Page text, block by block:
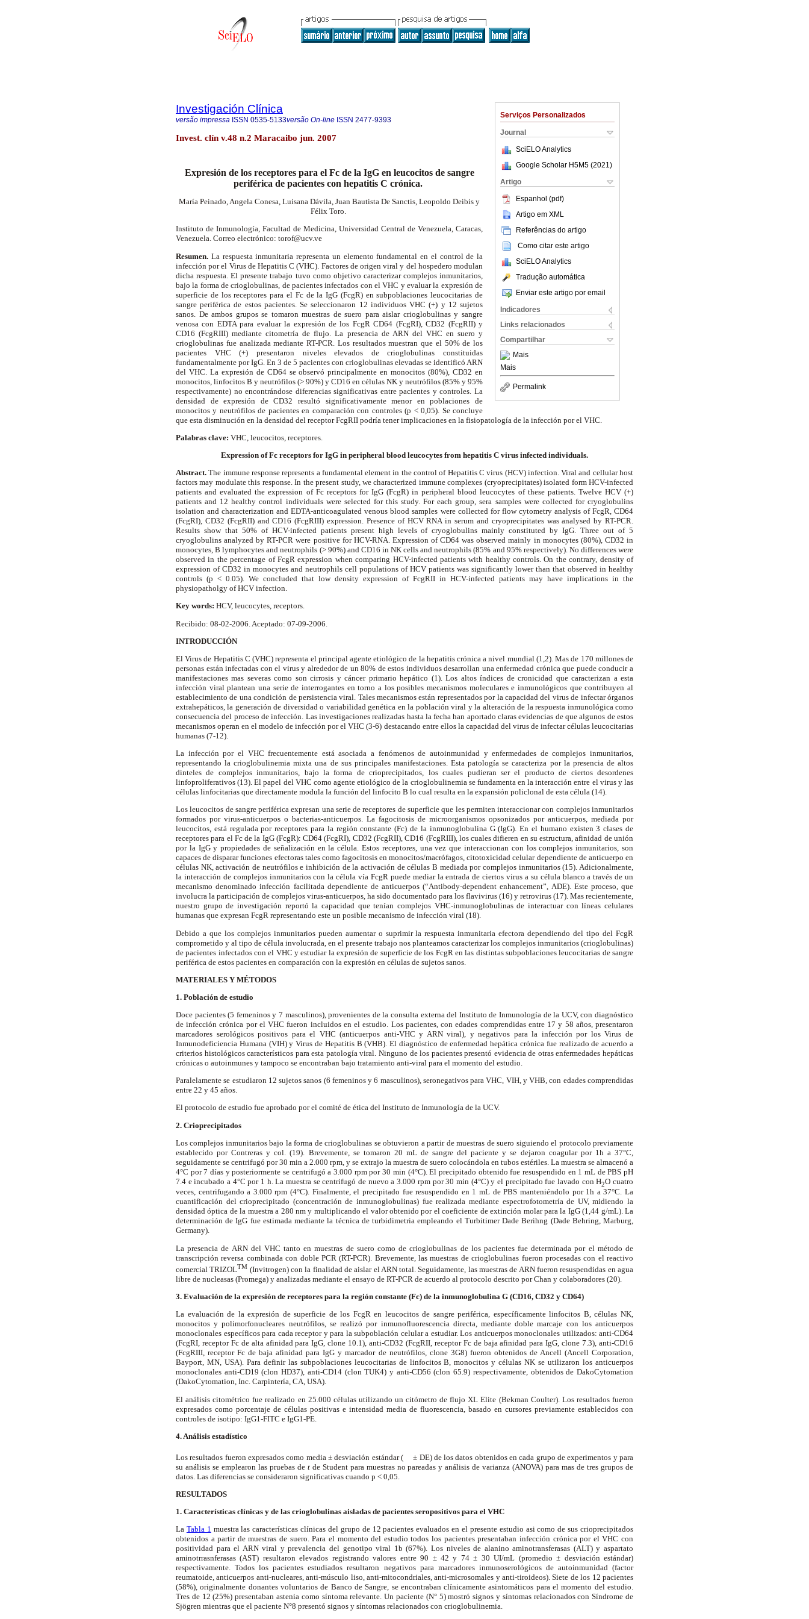
Serviços Personalizados
Journal
SciELO Analytics
Google Scholar H5M5 (2021 )
Artigo
Espanhol (pdf)
Artigo em XML
Referências do artigo
Como citar este artigo
SciELO Analytics
Tradução automática
Enviar este artigo por email
Indicadores
Links relacionados
Compartilhar
Mais
Mais
Permalink
Investigación Clínica
versão impressa ISSN 0535-5133versão On-line ISSN 2477-9393
Invest. clín v.48 n.2 Maracaibo jun. 2007
Expresión de los receptores para el Fc de la IgG en leucocitos de sangre
periférica de pacientes con hepatitis C crónica.
María Peinado, Angela Conesa, Luisana Dávila, Juan Bautista De Sanctis, Leopoldo Deibis y
Félix Toro.
Instituto de Inmunología, Facultad de Medicina, Universidad Central de Venezuela, Caracas,
Venezuela. Correo electrónico: torof@ucv.ve
Resumen. La respuesta inmunitaria representa un elemento fundamental en el control de la
infección por el Virus de Hepatitis C (VHC). Factores de origen viral y del hospedero modulan
dicha respuesta. El presente trabajo tuvo como objetivo caracterizar complejos inmunitarios,
bajo la forma de crioglobulinas, de pacientes infectados con el VHC y evaluar la expresión de
superficie de los receptores para el Fc de la IgG (FcgR) en subpoblaciones leucocitarias de
sangre periférica de estos pacientes. Se seleccionaron 12 individuos VHC (+) y 12 sujetos
sanos. De ambos grupos se tomaron muestras de suero para aislar crioglobulinas y sangre
venosa con EDTA para evaluar la expresión de los FcgR CD64 (FcgRI), CD32 (FcgRII) y
CD16 (FcgRIII) mediante citometría de flujo. La presencia de ARN del VHC en suero y
crioglobulinas fue analizada mediante RT-PCR. Los resultados muestran que el 50% de los
pacientes VHC (+) presentaron niveles elevados de crioglobulinas constituidas
fundamentalmente por IgG. En 3 de 5 pacientes con crioglobulinas elevadas se identificó ARN
del VHC. La expresión de CD64 se observó principalmente en monocitos (80%), CD32 en
monocitos, linfocitos B y neutrófilos (> 90%) y CD16 en células NK y neutrófilos (85% y 95%
respectivamente) no encontrándose diferencias significativas entre pacientes y controles. La
densidad de expresión de CD32 resultó significativamente menor en poblaciones de
monocitos y neutrófilos de pacientes en comparación con controles (p < 0,05). Se concluye
que esta disminución en la densidad del receptor FcgRII podría tener implicaciones en la fisiopatología de la infección por el VHC.
Palabras clave: VHC, leucocitos, receptores.
Expression of Fc receptors for IgG in peripheral blood leucocytes from hepatitis C virus infected individuals.
Abstract.The immune response represents a fundamental element in the control of Hepatitis C virus (HCV) infection. Viral and cellular host
factors may modulate this response. In the present study, we characterized immune complexes (cryoprecipitates) isolated form HCV-infected
patients and evaluated the expression of Fc receptors for IgG (FcgR) in peripheral blood leucocytes of these patients. Twelve HCV (+)
patients and 12 healthy control individuals were selected for this study. For each group, sera samples were collected for cryoglobulins
isolation and characterization and EDTA-anticoagulated venous blood samples were collected for flow cytometry analysis of FcgR, CD64
(FcgRI), CD32 (FcgRII) and CD16 (FcgRIII) expression. Presence of HCV RNA in serum and cryoprecipitates was analysed by RT-PCR.
Results show that 50% of HCV-infected patients present high levels of cryoglobulins mainly constituted by IgG. Three out of 5
cryoglobulins analyzed by RT-PCR were positive for HCV-RNA. Expression of CD64 was observed mainly in monocytes (80%), CD32 in
monocytes, B lymphocytes and neutrophils (> 90%) and CD16 in NK cells and neutrophils (85% and 95% respectively). No differences were
observed in the percentage of FcgR expression when comparing HCV-infected patients with healthy controls. On the contrary, density of
expression of CD32 in monocytes and neutrophils cell populations of HCV patients was significantly lower than that observed in healthy
controls (p < 0.05). We concluded that low density expression of FcgRII in HCV-infected patients may have implications in the
physiopatholgy of HCV infection.
Key words: HCV, leucocytes, receptors.
Recibido: 08-02-2006. Aceptado: 07-09-2006.
INTRODUCCIÓN
El Virus de Hepatitis C (VHC) representa el principal agente etiológico de la hepatitis crónica a nivel mundial (1,2). Mas de 170 millones de
personas están infectadas con el virus y alrededor de un 80% de estos individuos desarrollan una enfermedad crónica que puede conducir a
manifestaciones mas severas como son cirrosis y cáncer primario hepático (1). Los altos índices de cronicidad que caracterizan a esta
infección viral plantean una serie de interrogantes en torno a los posibles mecanismos moleculares e inmunológicos que contribuyen al
establecimiento de una condición de persistencia viral. Tales mecanismos están representados por la capacidad del virus de infectar órganos
extrahepáticos, la generación de diversidad o variabilidad genética en la población viral y la alteración de la respuesta inmunológica como
consecuencia del proceso de infección. Las investigaciones realizadas hasta la fecha han aportado claras evidencias de que algunos de estos
mecanismos operan en el modelo de infección por el VHC (3-6) destacando entre ellos la capacidad del virus de infectar células leucocitarias
humanas (7-12).
La infección por el VHC frecuentemente está asociada a fenómenos de autoinmunidad y enfermedades de complejos inmunitarios,
representando la crioglobulinemia mixta una de sus principales manifestaciones. Esta patología se caracteriza por la presencia de altos
dinteles de complejos inmunitarios, bajo la forma de crioprecipitados, los cuales pudieran ser el producto de ciertos desordenes
linfoproliferativos (13). El papel del VHC como agente etiológico de la crioglobulinemia se fundamenta en la interacción entre el virus y las
células linfocitarias que directamente modula la función del linfocito B lo cual resulta en la expansión policlonal de esta célula (14).
Los leucocitos de sangre periférica expresan una serie de receptores de superficie que les permiten interaccionar con complejos inmunitarios
formados por virus-anticuerpos o bacterias-anticuerpos. La fagocitosis de microorganismos opsonizados por anticuerpos, mediada por
leucocitos, está regulada por receptores para la región constante (Fc) de la inmunoglobulina G (IgG). En el humano existen 3 clases de
receptores para el Fc de la IgG (FcgR): CD64 (FcgRI), CD32 (FcgRII), CD16 (FcgRIII), los cuales difieren en su estructura, afinidad de unión
por la IgG y propiedades de señalización en la célula. Estos receptores, una vez que interaccionan con los complejos inmunitarios, son
capaces de disparar funciones efectoras tales como fagocitosis en monocitos/macrófagos, citotoxicidad celular dependiente de anticuerpo en
células NK, activación de neutrófilos e inhibición de la activación de células B mediada por complejos inmunitarios (15). Adicionalmente,
la interacción de complejos inmunitarios con la célula vía FcgR puede mediar la entrada de ciertos virus a su célula blanco a través de un
mecanismo denominado infección facilitada dependiente de anticuerpos (“Antibody-dependent enhancement”, ADE). Este proceso, que
involucra la participación de complejos virus-anticuerpos, ha sido documentado para los flavivirus (16) y retrovirus (17). Mas recientemente,
nuestro grupo de investigación reportó la capacidad que tenían complejos VHC-inmunoglobulinas de interactuar con líneas celulares
humanas que expresan FcgR representando este un posible mecanismo de infección viral (18).
Debido a que los complejos inmunitarios pueden aumentar o suprimir la respuesta inmunitaria efectora dependiendo del tipo del FcgR
comprometido y al tipo de célula involucrada, en el presente trabajo nos planteamos caracterizar los complejos inmunitarios (crioglobulinas)
de pacientes infectados con el VHC y estudiar la expresión de superficie de los FcgR en las distintas subpoblaciones leucocitarias de sangre
periférica de estos pacientes en comparación con la expresión en células de sujetos sanos.
MATERIALES Y MÉTODOS
1. Población de estudio
Doce pacientes (5 femeninos y 7 masculinos), provenientes de la consulta externa del Instituto de Inmunología de la UCV, con diagnóstico
de infección crónica por el VHC fueron incluidos en el estudio. Los pacientes, con edades comprendidas entre 17 y 58 años, presentaron
marcadores serológicos positivos para el VHC (anticuerpos anti-VHC y ARN viral), y negativos para la infección por los Virus de
Inmunodeficiencia Humana (VIH) y Virus de Hepatitis B (VHB). El diagnóstico de enfermedad hepática crónica fue realizado de acuerdo a
criterios histológicos característicos para esta patología viral. Ninguno de los pacientes presentó evidencia de otras enfermedades hepáticas
crónicas o autoinmunes y tampoco se encontraban bajo tratamiento anti-viral para el momento del estudio.
Paralelamente se estudiaron 12 sujetos sanos (6 femeninos y 6 masculinos), seronegativos para VHC, VIH, y VHB, con edades comprendidas
entre 22 y 45 años.
El protocolo de estudio fue aprobado por el comité de ética del Instituto de Inmunología de la UCV.
2. Crioprecipitados
Los complejos inmunitarios bajo la forma de crioglobulinas se obtuvieron a partir de muestras de suero siguiendo el protocolo previamente
establecido por Contreras y col. (19). Brevemente, se tomaron 20 mL de sangre del paciente y se dejaron coagular por 1h a 37°C,
seguidamente se centrifugó por 30 min a 2.000 rpm, y se extrajo la muestra de suero colocándola en tubos estériles. La muestra se almacenó a
4°C por 7 días y posteriormente se centrifugó a 3.000 rpm por 30 min (4°C). El precipitado obtenido fue resuspendido en 1 mL de PBS pH
7.4 e incubado a 4°C por 1 h. La muestra se centrifugó de nuevo a 3.000 rpm por 30 min (4°C) y el precipitado fue lavado con H2O cuatro
veces, centrifugando a 3.000 rpm (4°C). Finalmente, el precipitado fue resuspendido en 1 mL de PBS manteniéndolo por 1h a 37°C. La
cuantificación del crioprecipitado (concentración de inmunoglobulinas) fue realizada mediante espectrofotometría de UV, midiendo la
densidad óptica de la muestra a 280 nm y multiplicando el valor obtenido por el coeficiente de extinción molar para la IgG (1,44 g/mL). La
determinación de IgG fue estimada mediante la técnica de turbidimetria empleando el Turbitimer Dade Berihng (Dade Behring, Marburg,
Germany).
La presencia de ARN del VHC tanto en muestras de suero como de crioglobulinas de los pacientes fue determinada por el método de
transcripción reversa combinada con doble PCR (RT-PCR). Brevemente, las muestras de crioglobulinas fueron procesadas con el reactivo
comercial TRIZOLTM (Invitrogen) con la finalidad de aislar el ARN total. Seguidamente, las muestras de ARN fueron resuspendidas en agua
libre de nucleasas (Promega) y analizadas mediante el ensayo de RT-PCR de acuerdo al protocolo descrito por Chan y colaboradores (20).
3. Evaluación de la expresión de receptores para la región constante (Fc) de la inmunoglobulina G (CD16, CD32 y CD64)
La evaluación de la expresión de superficie de los FcgR en leucocitos de sangre periférica, específicamente linfocitos B, células NK,
monocitos y polimorfonucleares neutrófilos, se realizó por inmunofluorescencia directa, mediante doble marcaje con los anticuerpos
monoclonales específicos para cada receptor y para la subpoblación celular a estudiar. Los anticuerpos monoclonales utilizados: anti-CD64
(FcgRI, receptor Fc de alta afinidad para IgG, clone 10.1), anti-CD32 (FcgRII, receptor Fc de baja afinidad para IgG, clone 7.3), anti-CD16
(FcgRIII, receptor Fc de baja afinidad para IgG y marcador de neutrófilos, clone 3G8) fueron obtenidos de Ancell (Ancell Corporation,
Bayport, MN, USA). Para definir las subpoblaciones leucocitarias de linfocitos B, monocitos y células NK se utilizaron los anticuerpos
monoclonales anti-CD19 (clon HD37), anti-CD14 (clon TUK4) y anti-CD56 (clon 65.9) respectivamente, obtenidos de DakoCytomation
(DakoCytomation, Inc. Carpintería, CA, USA).
El análisis citométrico fue realizado en 25.000 células utilizando un citómetro de flujo XL Elite (Bekman Coulter). Los resultados fueron
expresados como porcentaje de células positivas e intensidad media de fluorescencia, basado en cursores previamente establecidos con
controles de isotipo: IgG1-FITC e IgG1-PE.
4. Análisis estadístico
Los resultados fueron expresados como media ± desviación estándar (
± DE) de los datos obtenidos en cada grupo de experimentos y para
su análisis se emplearon las pruebas de tde Student para muestras no pareadas y análisis de varianza (ANOVA) para mas de tres grupos de
datos. Las diferencias se consideraron significativas cuando p < 0,05.
RESULTADOS
1. Características clínicas y de las crioglobulinas aisladas de pacientes seropositivos para el VHC
La Tabla 1 muestra las características clínicas del grupo de 12 pacientes evaluados en el presente estudio asi como de sus crioprecipitados
obtenidos a partir de muestras de suero. Para el momento del estudio todos los pacientes presentaban infección crónica por el VHC con
positividad para el ARN viral y prevalencia del genotipo viral 1b (67%). Los niveles de alanino aminotransferasas (ALT) y aspartato
aminotrrasnferasas (AST) resultaron elevados registrando valores entre 90 ± 42 y 74 ± 30 UI/mL (promedio ± desviación estándar)
respectivamente. Todos los pacientes estudiados resultaron negativos para marcadores inmunoserológicos de autoinmunidad (factor
reumatoide, anticuerpos anti-nucleares, anti-músculo liso, anti-mitocondriales, anti-microsomales y anti-tiroideos). Siete de los 12 pacientes
(58%), originalmente donantes voluntarios de Banco de Sangre, se encontraban clínicamente asintomáticos para el momento del estudio.
Tres de 12 (25%) presentaban astenia como síntoma relevante. Un paciente (N° 5) mostró signos y síntomas relacionados con Síndrome de
Sjögren mientras que el paciente N°8 presentó signos y síntomas relacionados con crioglobulinemia.